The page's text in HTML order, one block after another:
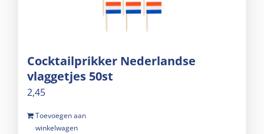
Cocktailprikker Nederlandse
vlaggetjes 50st
2,45
Toevoegen aan
winkelwagen